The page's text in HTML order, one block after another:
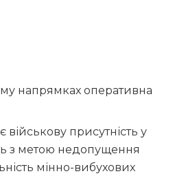
напрямках оперативна
присутність у
з метою недопущення
мінно-вибухових